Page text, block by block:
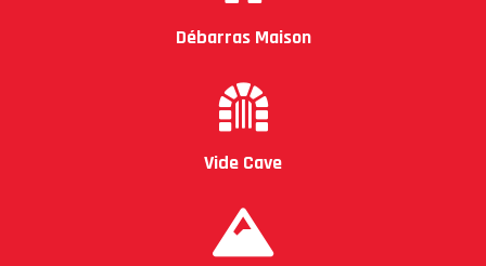
Débarras Maison
Vide Cave